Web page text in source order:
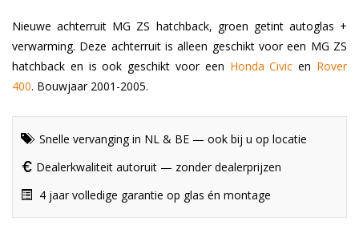
Nieuwe achterruit MG ZS hatchback, groen getint autoglas +
verwarming. Deze achterruit is alleen geschikt voor een MG ZS
hatchback en is ook geschikt voor een Honda Civic en Rover
400. Bouwjaar 2001-2005.
Snelle vervanging in NL & BE — ook bij u op locatie
Dealerkwaliteit autoruit — zonder dealerprijzen
4 jaar volledige garantie op glas én montage